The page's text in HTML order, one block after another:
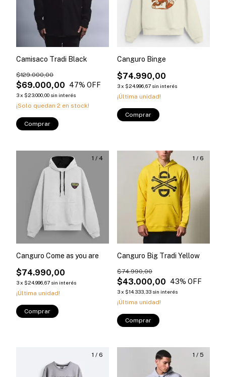
Camisaco Tradi Black
$69.000,00
$129.000,00
47% OFF
3x $23.000,00 sin interés
¡Solo quedan 2 en stock!
Comprar
Canguro Binge
$74.990,00
3x $24.996,67 sin interés
¡Última unidad!
Comprar
1 / 4
Canguro Come as you are
$74.990,00
3x $24.996,67 sin interés
¡Última unidad!
Comprar
1 / 6
Canguro Big Tradi Yellow
$43.000,00
$74.990,00
43% OFF
3x $14.333,33 sin interés
¡Última unidad!
Comprar
1 / 6 1 / 5